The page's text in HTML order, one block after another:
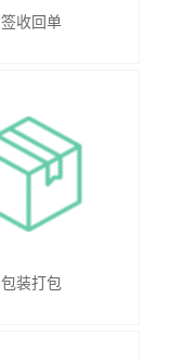
签收回单
包装打包